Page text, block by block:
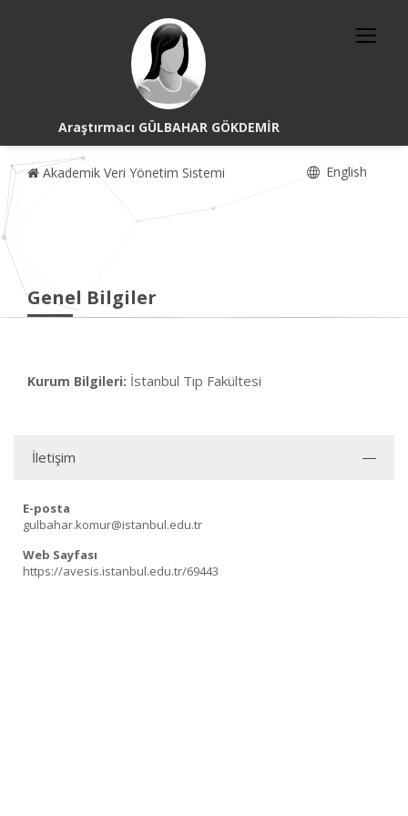
Araştırmacı GÜLBAHAR GÖKDEMİR
Akademik Veri Yönetim Sistemi English
Genel Bilgiler
Kurum Bilgileri: İstanbul Tıp Fakültesi
İletişim
E-posta
gulbahar.komur@istanbul.edu.tr
Web Sayfası
https://avesis.istanbul.edu.tr/69443